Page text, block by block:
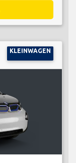
KLEINWAGEN